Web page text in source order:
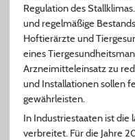
Regulation des
und regelmäßige
Hoftierärzte und
eines
Arzneimitteleinsatz zu
und Installationen sollen
gewährleisten.
In Industriestaaten ist die
verbreitet. Für die Jahre